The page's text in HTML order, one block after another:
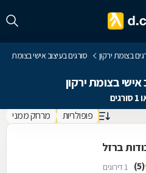
בצומת ירקון
סורגים בעיצוב אישי בצומת
אישי בצומת ירקון
פופולריות מרחק ממני
ברזל
(5) 1 דירוגים